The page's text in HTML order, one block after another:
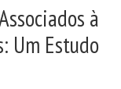
à
Um Estudo